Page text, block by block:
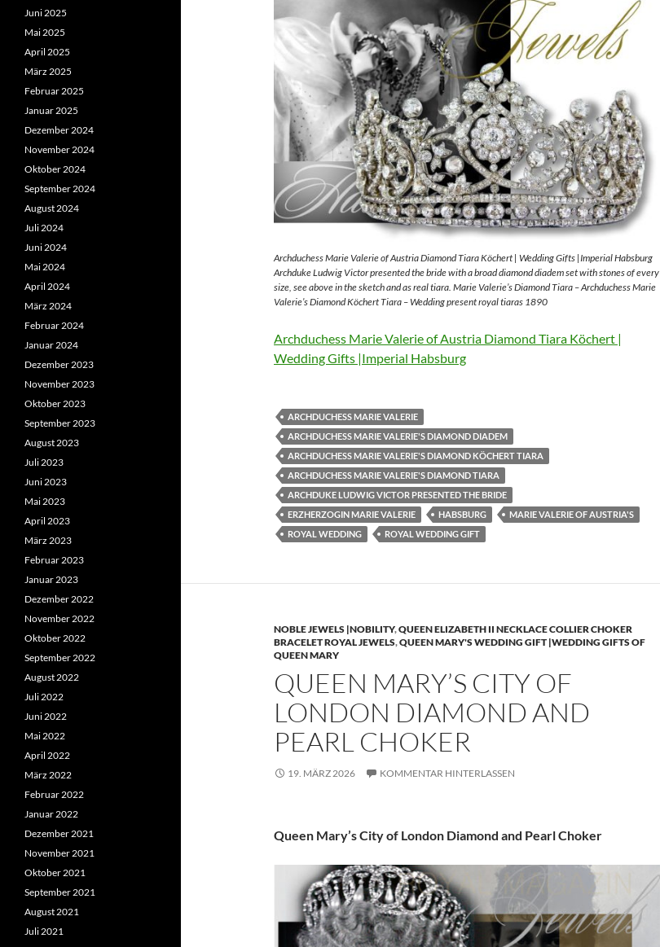
Archduchess Marie Valerie of Austria Diamond Tiara Köchert | Wedding Gifts |Imperial Habsburg
Archduke Ludwig Victor presented the bride with a broad diamond diadem set with stones of every
size, see above in the sketch and as real tiara. Marie Valerie’s Diamond Tiara – Archduchess Marie
Valerie’s Diamond Köchert Tiara – Wedding present royal tiaras 1890
Archduchess Marie Valerie of Austria Diamond Tiara Köchert |
Wedding Gifts |Imperial Habsburg
ARCHDUCHESS MARIE VALERIE
ARCHDUCHESS MARIE VALERIE'S DIAMOND DIADEM
ARCHDUCHESS MARIE VALERIE'S DIAMOND KÖCHERT TIARA
ARCHDUCHESS MARIE VALERIE'S DIAMOND TIARA
ARCHDUKE LUDWIG VICTOR PRESENTED THE BRIDE
ERZHERZOGIN MARIE VALERIE
HABSBURG
MARIE VALERIE OF AUSTRIA'S
ROYAL WEDDING
ROYAL WEDDING GIFT
NOBLE JEWELS |NOBILITY,QUEEN ELIZABETH II NECKLACE COLLIER CHOKER
BRACELET ROYAL JEWELS,QUEEN MARY'S WEDDING GIFT |WEDDING GIFTS OF
QUEEN MARY
QUEEN MARY’S CITY OF
LONDON DIAMOND AND
PEARL CHOKER
19. MÄRZ 2026 KOMMENTAR HINTERLASSEN
Queen Mary’s City of London Diamond and Pearl Choker
Juni 2025
Mai 2025
April 2025
März 2025
Februar 2025
Januar 2025
Dezember 2024
November 2024
Oktober 2024
September 2024
August 2024
Juli 2024
Juni 2024
Mai 2024
April 2024
März 2024
Februar 2024
Januar 2024
Dezember 2023
November 2023
Oktober 2023
September 2023
August 2023
Juli 2023
Juni 2023
Mai 2023
April 2023
März 2023
Februar 2023
Januar 2023
Dezember 2022
November 2022
Oktober 2022
September 2022
August 2022
Juli 2022
Juni 2022
Mai 2022
April 2022
März 2022
Februar 2022
Januar 2022
Dezember 2021
November 2021
Oktober 2021
September 2021
August 2021
Juli 2021